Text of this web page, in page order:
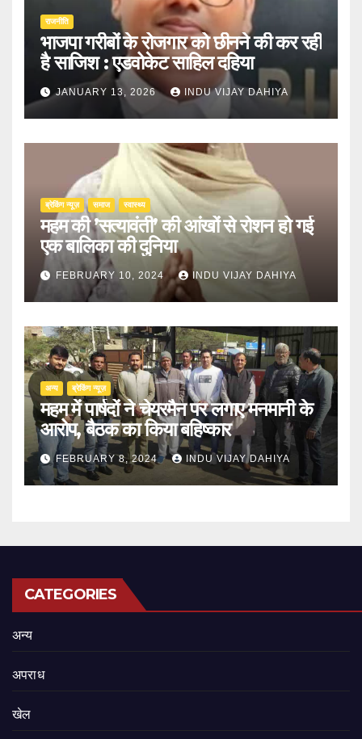
राजनीति
भाजपा गरीबों के रोजगार को छीनने की कर रही
है साजिश : एडवोकेट साहिल दहिया
JANUARY 13, 2026 INDU VIJAY DAHIYA
ब्रेकिंग न्यूज़ समाज स्वास्थ्य
महम की ’सत्यावंती’ की आंखों से रोशन हो गई
एक बालिका की दुनिया
FEBRUARY 10, 2024 INDU VIJAY DAHIYA
अन्य ब्रेकिंग न्यूज़
महम में पार्षदों ने चेयरमैन पर लगाए मनमानी के
आरोप, बैठक का किया बहिष्कार
FEBRUARY 8, 2024 INDU VIJAY DAHIYA
CATEGORIES
अन्य
अपराध
खेल